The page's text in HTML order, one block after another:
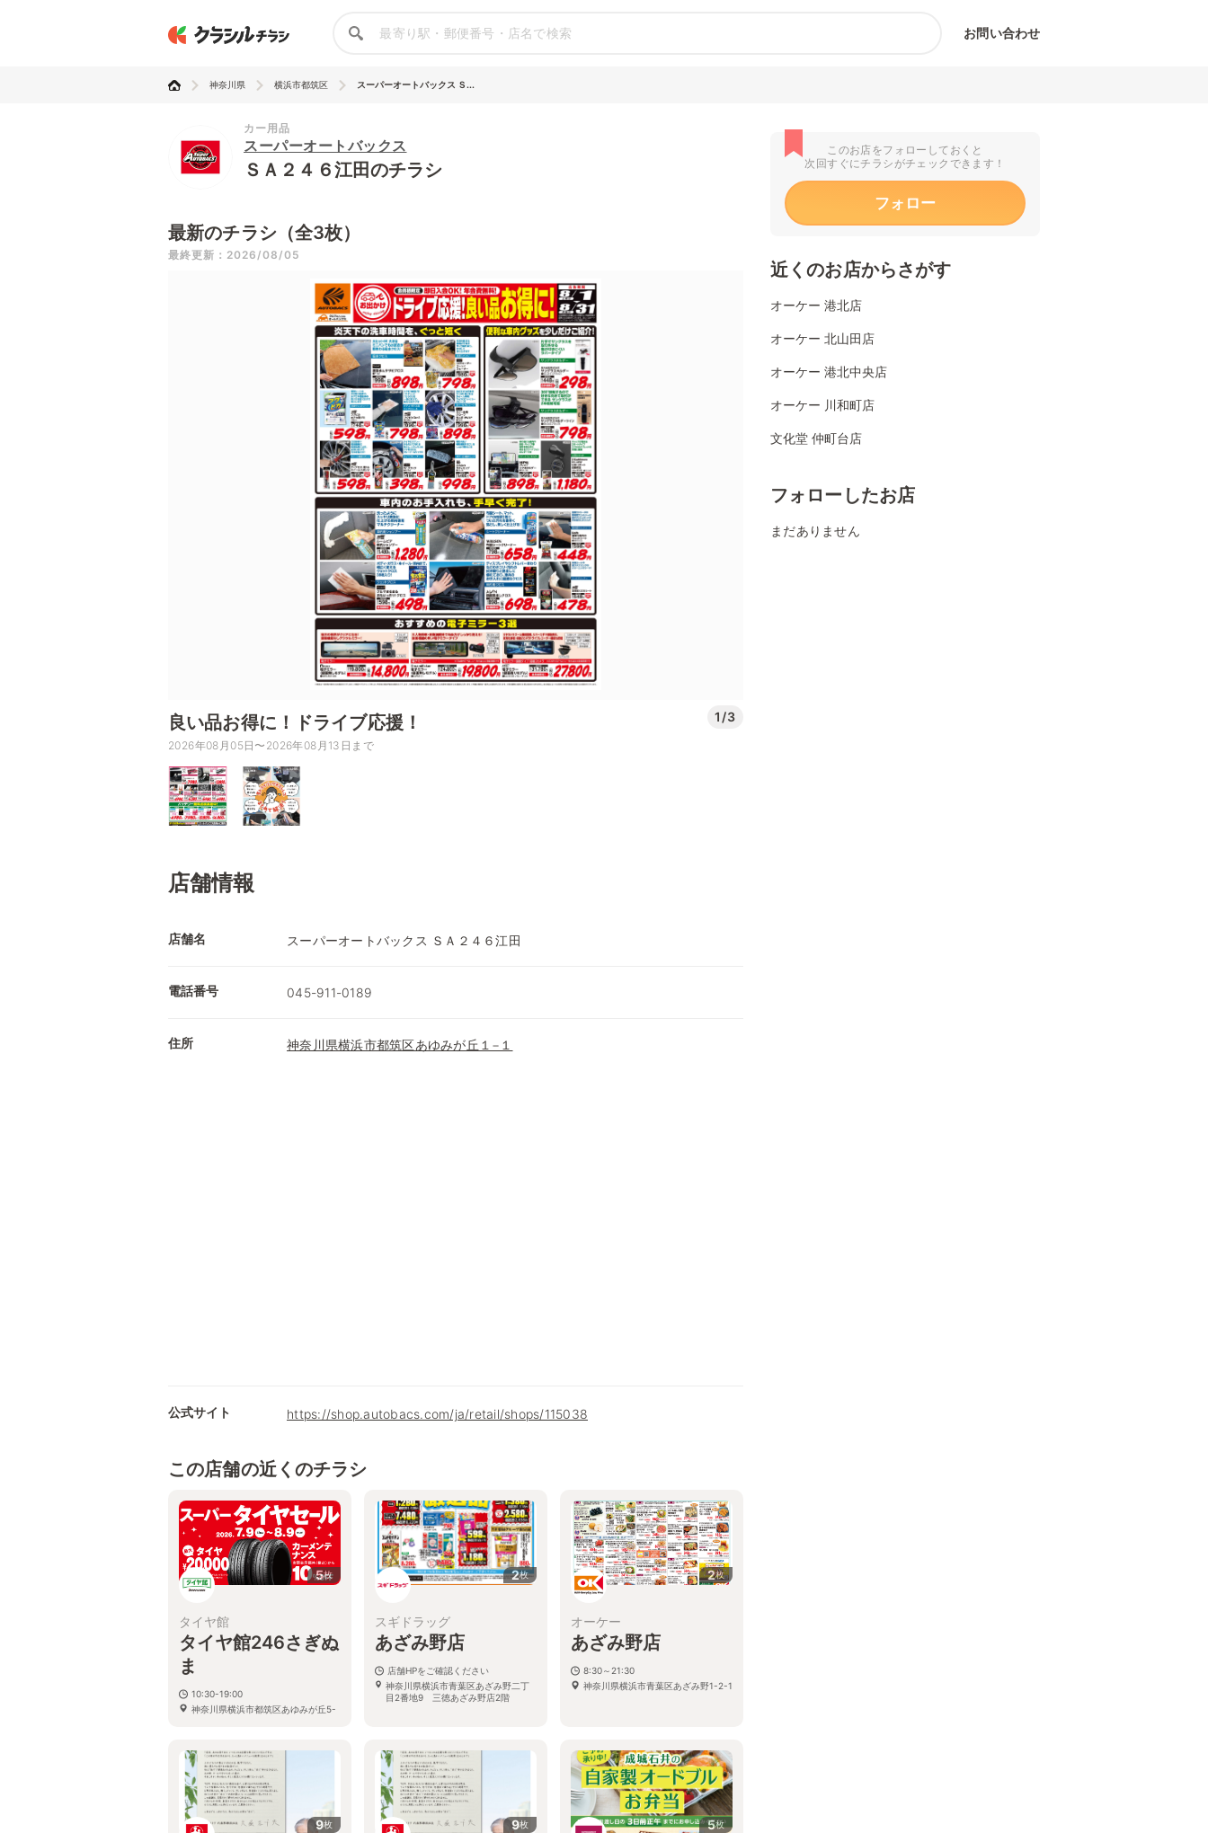
お問い合わせ
神奈川県 横浜市都筑区 スーパーオートバックス Ｓ...
カー用品
スーパーオートバックス
ＳＡ２４６江田のチラシ
最新のチラシ（全3枚）
最終更新：2026/08/05
良い品お得に！ドライブ応援！ 1/3
2026年08月05日〜2026年08月13日まで
店舗情報
店舗名 スーパーオートバックス ＳＡ２４６江田
電話番号 045-911-0189
住所 神奈川県横浜市都筑区あゆみが丘１−１
公式サイト https://shop.autobacs.com/ja/retail/shops/115038
この店舗の近くのチラシ
5枚
タイヤ館
タイヤ館246さぎぬ
ま
10:30-19:00
神奈川県横浜市都筑区あゆみが丘5-
2枚
スギドラッグ
あざみ野店
店舗HPをご確認ください
神奈川県横浜市青葉区あざみ野二丁
目2番地9 三徳あざみ野店2階
2枚
オーケー
あざみ野店
8:30～21:30
神奈川県横浜市青葉区あざみ野1-2-1
9枚 9枚 5枚
このお店をフォローしておくと
次回すぐにチラシがチェックできます！
フォロー
近くのお店からさがす
オーケー 港北店
オーケー 北山田店
オーケー 港北中央店
オーケー 川和町店
文化堂 仲町台店
フォローしたお店
まだありません